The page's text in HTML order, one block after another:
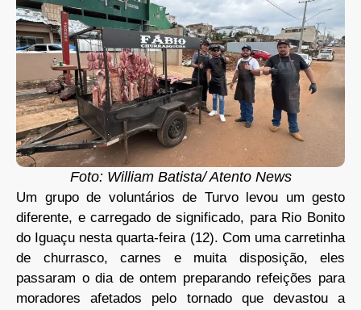
Foto: William Batista/ Atento News
Um grupo de voluntários de Turvo levou um gesto
diferente, e carregado de significado, para Rio Bonito
do Iguaçu nesta quarta-feira (12). Com uma carretinha
de churrasco, carnes e muita disposição, eles
passaram o dia de ontem preparando refeições para
moradores afetados pelo tornado que devastou a